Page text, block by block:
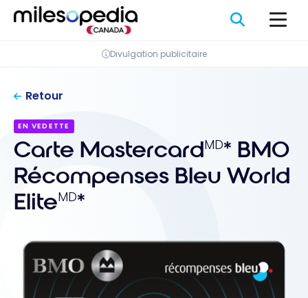
Panneau de gestion des cookies
Passer
Divulgation publicitaire
Retour
EN VEDETTE
Carte MastercardMD* BMO
Récompenses Bleu World
EliteMD*